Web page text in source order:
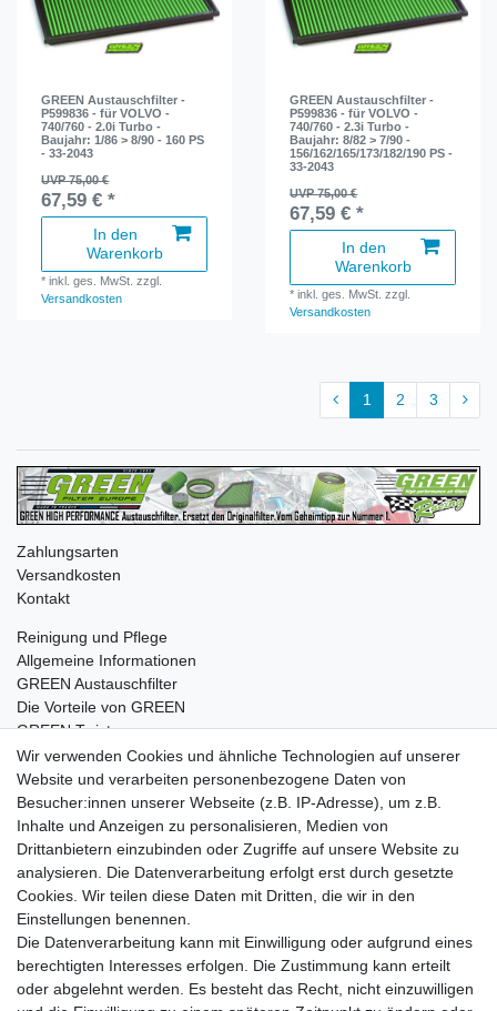
GREEN Austauschfilter -
P599836 - für VOLVO -
740/760 - 2.0i Turbo -
Baujahr: 1/86 > 8/90 - 160 PS
- 33-2043
UVP 75,00 €
67,59 € *
In den
Warenkorb
*inkl. ges. MwSt. zzgl.
Versandkosten
GREEN Austauschfilter -
P599836 - für VOLVO -
740/760 - 2.3i Turbo -
Baujahr: 8/82 > 7/90 -
156/162/165/173/182/190 PS -
33-2043
UVP 75,00 €
67,59 € *
In den
Warenkorb
*inkl. ges. MwSt. zzgl.
Versandkosten
1 2 3
Zahlungsarten
Versandkosten
Kontakt
Reinigung und Pflege
Allgemeine Informationen
GREEN Austauschfilter
Die Vorteile von GREEN
GREEN Twister
Impressum Daten­schutz­erklärung AGB
Barrierefreiheitserklärung Widerrufs­recht
Vertrag widerrufen Kontakt
Wir verwenden Cookies und ähnliche Technologien auf unserer
Website und verarbeiten personenbezogene Daten von
Besucher:innen unserer Webseite (z.B. IP-Adresse), um z.B.
Inhalte und Anzeigen zu personalisieren, Medien von
Drittanbietern einzubinden oder Zugriffe auf unsere Website zu
analysieren. Die Datenverarbeitung erfolgt erst durch gesetzte
Cookies. Wir teilen diese Daten mit Dritten, die wir in den
Einstellungen benennen.
Die Datenverarbeitung kann mit Einwilligung oder aufgrund eines
berechtigten Interesses erfolgen. Die Zustimmung kann erteilt
oder abgelehnt werden. Es besteht das Recht, nicht einzuwilligen